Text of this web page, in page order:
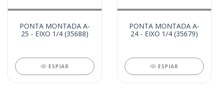
PONTA MONTADA A-
25 - EIXO 1/4 (35688)
ESPIAR
PONTA MONTADA A-
24 - EIXO 1/4 (35679)
ESPIAR